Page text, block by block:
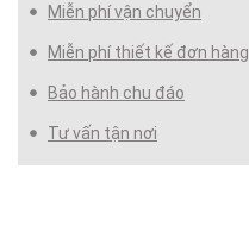
Miễn phí vận chuyển
Miễn phí thiết kế đơn hàng
Bảo hành chu đáo
Tư vấn tận nơi